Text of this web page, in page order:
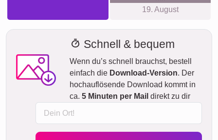
19. August
Schnell & bequem
Wenn du’s schnell brauchst, bestell
einfach die Download-Version. Der
hochauflösende Download kommt in
ca. 5 Minuten per Mail direkt zu dir